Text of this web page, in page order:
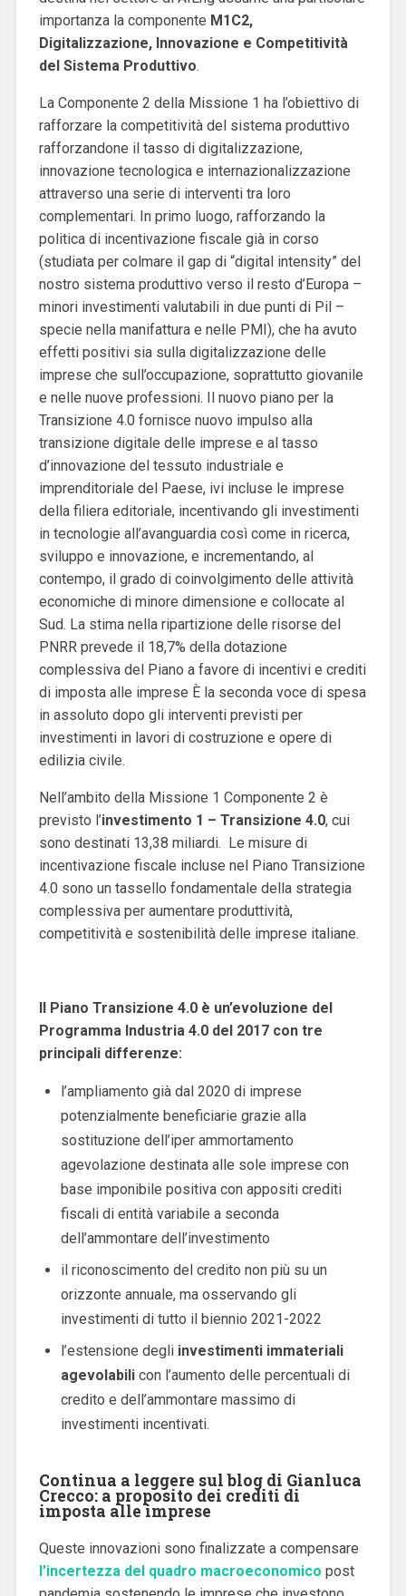
importanza la componente M1C2,
Digitalizzazione, Innovazione e Competitività
del Sistema Produttivo.
La Componente 2 della Missione 1 ha l’obiettivo di
rafforzare la competitività del sistema produttivo
rafforzandone il tasso di digitalizzazione,
innovazione tecnologica e internazionalizzazione
attraverso una serie di interventi tra loro
complementari. In primo luogo, rafforzando la
politica di incentivazione fiscale già in corso
(studiata per colmare il gap di “digital intensity” del
nostro sistema produttivo verso il resto d’Europa –
minori investimenti valutabili in due punti di Pil –
specie nella manifattura e nelle PMI), che ha avuto
effetti positivi sia sulla digitalizzazione delle
imprese che sull’occupazione, soprattutto giovanile
e nelle nuove professioni. Il nuovo piano per la
Transizione 4.0 fornisce nuovo impulso alla
transizione digitale delle imprese e al tasso
d’innovazione del tessuto industriale e
imprenditoriale del Paese, ivi incluse le imprese
della filiera editoriale, incentivando gli investimenti
in tecnologie all’avanguardia così come in ricerca,
sviluppo e innovazione, e incrementando, al
contempo, il grado di coinvolgimento delle attività
economiche di minore dimensione e collocate al
Sud. La stima nella ripartizione delle risorse del
PNRR prevede il 18,7% della dotazione
complessiva del Piano a favore di incentivi e crediti
di imposta alle imprese È la seconda voce di spesa
in assoluto dopo gli interventi previsti per
investimenti in lavori di costruzione e opere di
edilizia civile.
Nell’ambito della Missione 1 Componente 2 è
previsto l’investimento 1 – Transizione 4.0, cui
sono destinati 13,38 miliardi. Le misure di
incentivazione fiscale incluse nel Piano Transizione
4.0 sono un tassello fondamentale della strategia
complessiva per aumentare produttività,
competitività e sostenibilità delle imprese italiane.
Il Piano Transizione 4.0 è un’evoluzione del
Programma Industria 4.0 del 2017 con tre
principali differenze:
l’ampliamento già dal 2020 di imprese
potenzialmente beneficiarie grazie alla
sostituzione dell’iper ammortamento
agevolazione destinata alle sole imprese con
base imponibile positiva con appositi crediti
fiscali di entità variabile a seconda
dell’ammontare dell’investimento
il riconoscimento del credito non più su un
orizzonte annuale, ma osservando gli
investimenti di tutto il biennio 2021-2022
l’estensione degli investimenti immateriali
agevolabilicon l’aumento delle percentuali di
credito e dell’ammontare massimo di
investimenti incentivati.
Continua a leggere sul blog di Gianluca
Crecco: a proposito dei crediti di
imposta alle imprese
Queste innovazioni sono finalizzate a compensare
l’incertezza del quadro macroeconomico post